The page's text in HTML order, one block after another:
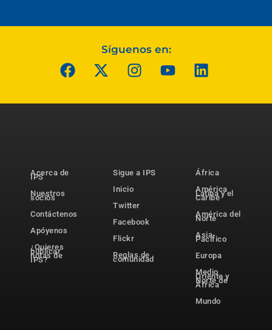
Síguenos en:
Acerca de
IPS
Nuestros
socios
Contáctenos
Apóyenos
¿Quieres
publicar
notas de
IPS?
Sigue a IPS
Inicio
Twitter
Facebook
Flickr
Reglas de
comunidad
África
América
Latina y el
Caribe
América del
Norte
Asia-
Pacífico
Europa
Medio
Oriente y
Norte de
África
Mundo